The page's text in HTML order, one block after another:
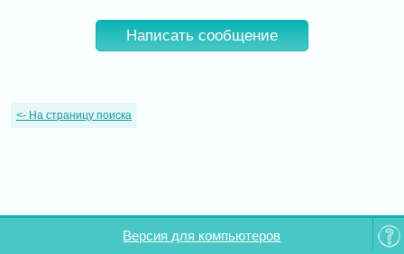
Написать сообщение
<- На страницу поиска
Версия для компьютеров